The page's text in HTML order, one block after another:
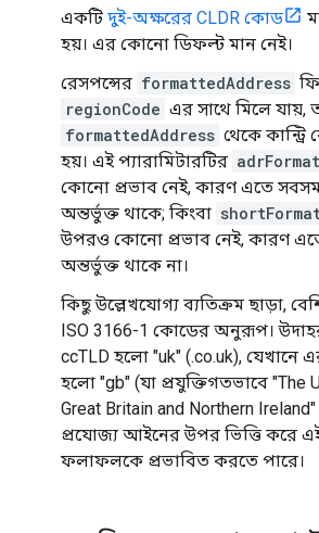
একটি দুই-অক্ষরের CLDR কোড
হয়। এর কোনো ডিফল্ট মান নেই।
রেসপন্সের formattedAddress
regionCode এর সাথে মিলে যায়,
formattedAddress থেকে
হয়। এই প্যারামিটারটির
কোনো প্রভাব নেই, কারণ এতে
অন্তর্ভুক্ত থাকে; কিংবা
উপরও কোনো প্রভাব নেই, কারণ
অন্তর্ভুক্ত থাকে না।
কিছু উল্লেখযোগ্য ব্যতিক্রম ছাড়া,
ISO 3166-1 কোডের অনুরূপ।
ccTLD হলো "uk" (.co.uk), যেখানে
হলো "gb" (যা প্রযুক্তিগতভাবে "The
Great Britain and Northern Ireland"
প্রযোজ্য আইনের উপর ভিত্তি করে এই
ফলাফলকে প্রভাবিত করতে পারে।